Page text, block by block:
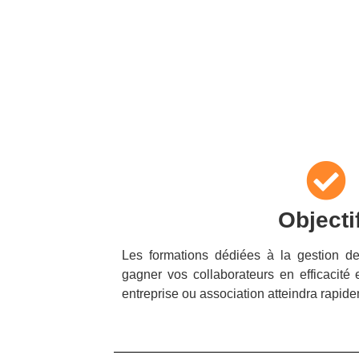
Les formations dédiées à la gestion
gagner vos collaborateurs en efficacité
entreprise ou association atteindra